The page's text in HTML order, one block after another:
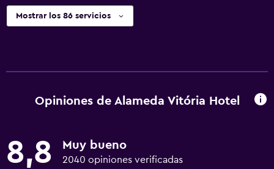
Mostrar los 86 servicios
Opiniones de Alameda Vitória Hotel
8,8 Muy bueno
2040 opiniones verificadas